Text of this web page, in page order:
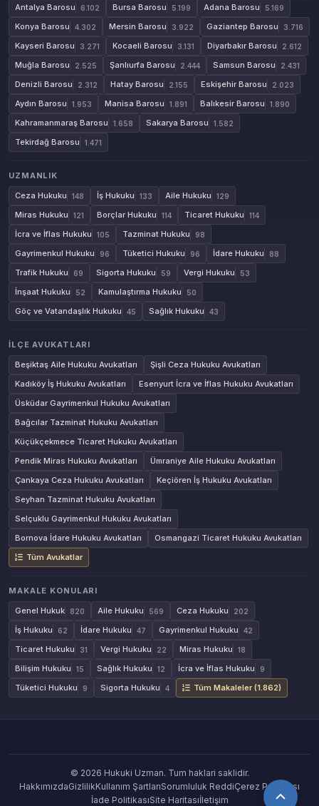
Antalya Barosu 6.102 Bursa Barosu 5.199 Adana Barosu 5.169
Konya Barosu 4.302 Mersin Barosu 3.922 Gaziantep Barosu 3.716
Kayseri Barosu 3.271 Kocaeli Barosu 3.131 Diyarbakır Barosu 2.612
Muğla Barosu 2.525 Şanlıurfa Barosu 2.444 Samsun Barosu 2.431
Denizli Barosu 2.312 Hatay Barosu 2.155 Eskişehir Barosu 2.023
Aydın Barosu 1.953 Manisa Barosu 1.891 Balıkesir Barosu 1.890
Kahramanmaraş Barosu 1.658 Sakarya Barosu 1.582
Tekirdağ Barosu 1.471
UZMANLIK
Ceza Hukuku
148 İş Hukuku 133 Aile Hukuku 129
Miras Hukuku 121 Borçlar Hukuku 114 Ticaret Hukuku 114
İcra ve İflas Hukuku 105 Tazminat Hukuku 98
Gayrimenkul Hukuku 96 Tüketici Hukuku 96 İdare Hukuku 88
Trafik Hukuku 69 Sigorta Hukuku 59 Vergi Hukuku 53
İnşaat Hukuku 52 Kamulaştırma Hukuku 50
Göç ve Vatandaşlık Hukuku 45 Sağlık Hukuku 43
İLÇE AVUKATLARI
Beşiktaş Aile Hukuku Avukatları
Şişli Ceza Hukuku Avukatları
Kadıköy İş Hukuku Avukatları
Esenyurt İcra ve İflas Hukuku Avukatları
Üsküdar Gayrimenkul Hukuku Avukatları
Bağcılar Tazminat Hukuku Avukatları
Küçükçekmece Ticaret Hukuku Avukatları
Pendik Miras Hukuku Avukatları
Ümraniye Aile Hukuku Avukatları
Çankaya Ceza Hukuku Avukatları
Keçiören İş Hukuku Avukatları
Seyhan Tazminat Hukuku Avukatları
Selçuklu Gayrimenkul Hukuku Avukatları
Bornova İdare Hukuku Avukatları
Osmangazi Ticaret Hukuku Avukatları
Tüm Avukatlar
MAKALE KONULARI
Genel Hukuk
820 Aile Hukuku 569 Ceza Hukuku 202
İş Hukuku 62 İdare Hukuku 47 Gayrimenkul Hukuku 42
Ticaret Hukuku 31 Vergi Hukuku 22 Miras Hukuku 18
Bilişim Hukuku 15 Sağlık Hukuku 12 İcra ve İflas Hukuku 9
Tüketici Hukuku 9 Sigorta Hukuku 4 Tüm Makaleler (1.862)
© 2026 Hukuki Uzman. Tum haklari saklidir.
HakkımızdaGizlilikKullanım ŞartlarıSorumluluk ReddiÇerez Politikası
İade PolitikasıSite Haritasıİletişim